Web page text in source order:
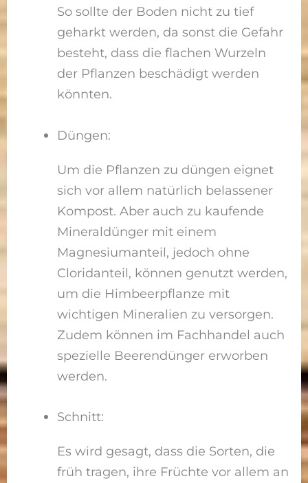
So sollte der Boden nicht zu tief
geharkt werden, da sonst die Gefahr
besteht, dass die flachen Wurzeln
der Pflanzen beschädigt werden
könnten.
Düngen:
Um die Pflanzen zu düngen eignet
sich vor allem natürlich belassener
Kompost. Aber auch zu kaufende
Mineraldünger mit einem
Magnesiumanteil, jedoch ohne
Cloridanteil, können genutzt werden,
um die Himbeerpflanze mit
wichtigen Mineralien zu versorgen.
Zudem können im Fachhandel auch
spezielle Beerendünger erworben
werden.
Schnitt:
Es wird gesagt, dass die Sorten, die
früh tragen, ihre Früchte vor allem an